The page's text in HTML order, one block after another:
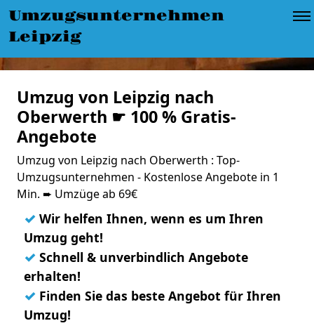
Umzugsunternehmen
Leipzig
Umzug von Leipzig nach
Oberwerth ☛ 100 % Gratis-
Angebote
Umzug von Leipzig nach Oberwerth : Top-
Umzugsunternehmen - Kostenlose Angebote in 1
Min. ➨ Umzüge ab 69€
✓ Wir helfen Ihnen, wenn es um Ihren
Umzug geht!
✓ Schnell & unverbindlich Angebote
erhalten!
✓ Finden Sie das beste Angebot für Ihren
Umzug!